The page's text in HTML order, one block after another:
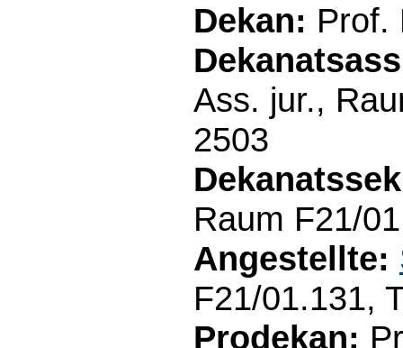
Dekan:
Ass. jur.,
2503
Raum F21/
Angestellte:
F21/01.131,
Prodekan: